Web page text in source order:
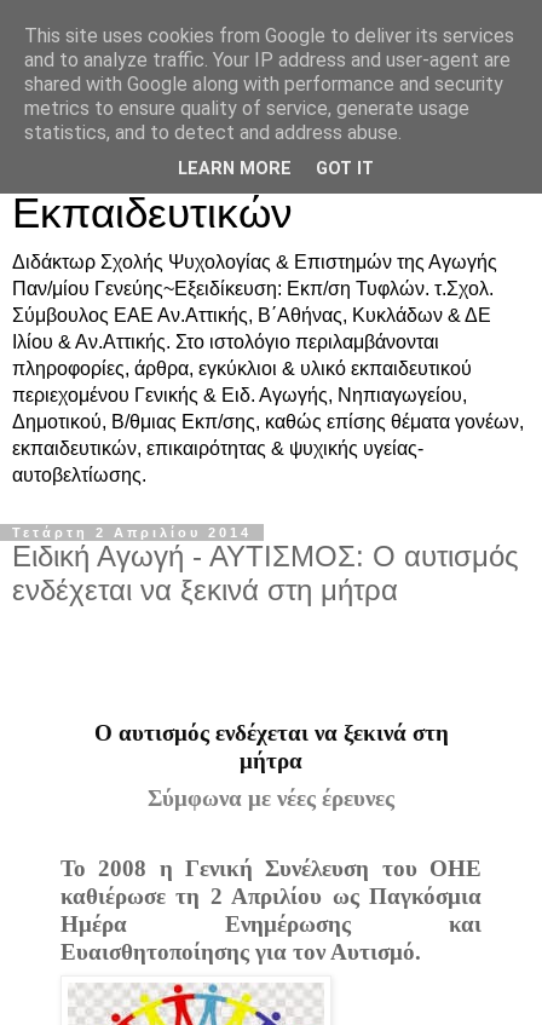
Δρ. Ράνια Χιουρέα-
Συμβουλευτική &
Υποστήριξη Γονέων &
Εκπαιδευτικών
Διδάκτωρ Σχολής Ψυχολογίας & Επιστημών της Αγωγής
Παν/μίου Γενεύης~Εξειδίκευση: Εκπ/ση Τυφλών. τ.Σχολ.
Σύμβουλος ΕΑΕ Αν.Αττικής, Β΄Αθήνας, Κυκλάδων & ΔΕ
Ιλίου & Αν.Αττικής. Στο ιστολόγιο περιλαμβάνονται
πληροφορίες, άρθρα, εγκύκλιοι & υλικό εκπαιδευτικού
περιεχομένου Γενικής & Ειδ. Αγωγής, Νηπιαγωγείου,
Δημοτικού, Β/θμιας Εκπ/σης, καθώς επίσης θέματα γονέων,
εκπαιδευτικών, επικαιρότητας & ψυχικής υγείας-
αυτοβελτίωσης.
Τετάρτη 2 Απριλίου 2014
Ειδική Αγωγή - ΑΥΤΙΣΜΟΣ: Ο αυτισμός
ενδέχεται να ξεκινά στη μήτρα
Ο αυτισμός ενδέχεται να ξεκινά στη
μήτρα
Σύμφωνα με νέες έρευνες
Το 2008 η Γενική Συνέλευση του ΟΗΕ
καθιέρωσε τη 2 Απριλίου ως Παγκόσμια
Ημέρα Ενημέρωσης και
Ευαισθητοποίησης για τον Αυτισμό.
This site uses cookies from Google to deliver its services
and to analyze traffic. Your IP address and user-agent are
shared with Google along with performance and security
metrics to ensure quality of service, generate usage
statistics, and to detect and address abuse.
LEARN MORE GOT IT